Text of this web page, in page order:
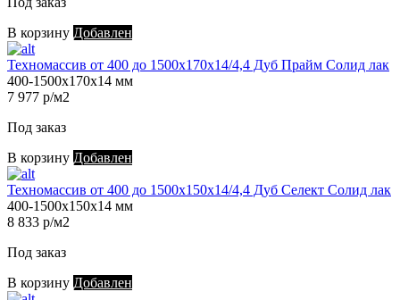
В корзину Добавлен
Техномассив от 400 до 1500х170х14/4,4 Дуб Прайм Солид лак
400-1500х170х14 мм
7 977 р/м2
Под заказ
В корзину Добавлен
Техномассив от 400 до 1500х150х14/4,4 Дуб Селект Солид лак
400-1500х150х14 мм
8 833 р/м2
Под заказ
В корзину Добавлен